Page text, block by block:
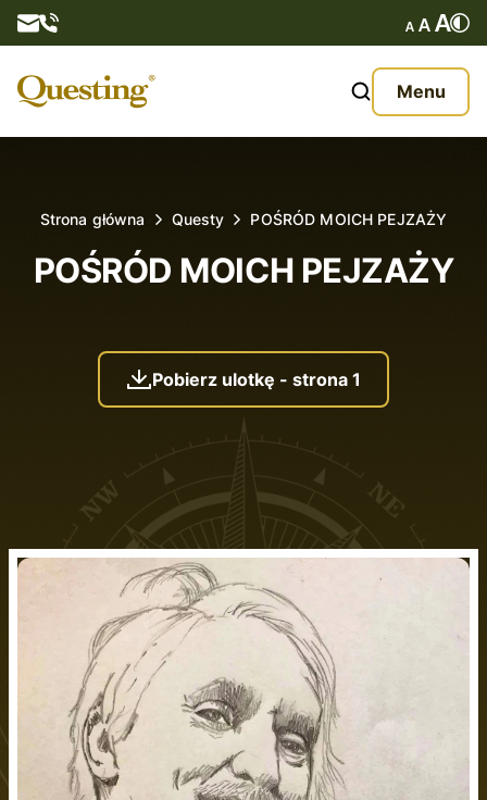
Menu
O nas
Aktualności
Strona główna Questy POŚRÓD MOICH PEJZAŻY
POŚRÓD MOICH PEJZAŻY
Pobierz ulotkę - strona 1